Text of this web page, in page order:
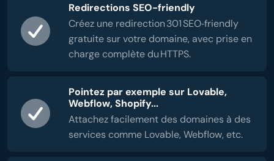
Redirections SEO-friendly
Créez une redirection 301 SEO‑friendly
gratuite sur votre domaine, avec prise en
charge complète du HTTPS.
Pointez par exemple sur Lovable,
Webflow, Shopify...
Attachez facilement des domaines à des
services comme Lovable, Webflow, etc.